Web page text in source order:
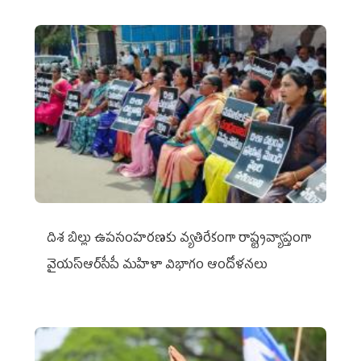
దిశ బిల్లు ఉపసంహరణకు వ్యతిరేకంగా రాష్ట్రవ్యాప్తంగా
వైయ‌స్ఆర్‌సీపీ మహిళా విభాగం ఆందోళనలు